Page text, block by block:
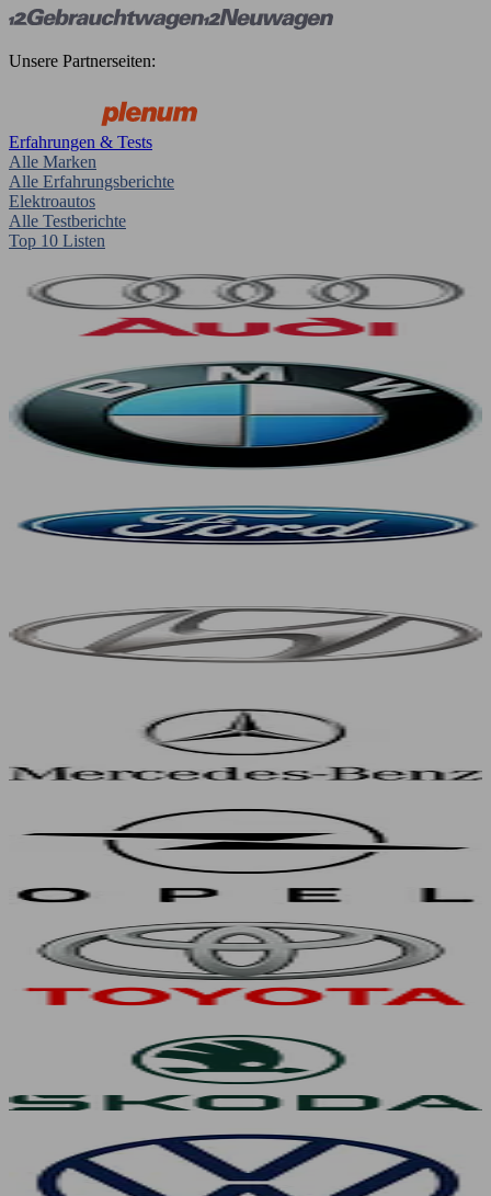
Unsere Partnerseiten:
Erfahrungen & Tests
Alle Marken
Alle Erfahrungsberichte
Elektroautos
Alle Testberichte
Top 10 Listen